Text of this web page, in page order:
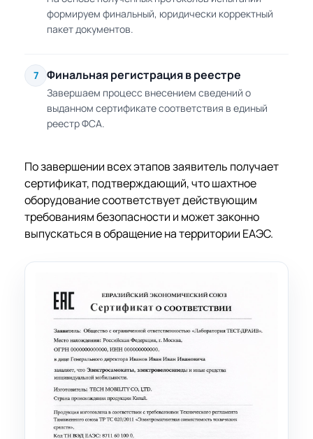
формируем финальный, юридически корректный
пакет документов.
7 Финальная регистрация в реестре
Завершаем процесс внесением сведений о
выданном сертификате соответствия в единый
реестр ФСА.
По завершении всех этапов заявитель получает
сертификат, подтверждающий, что шахтное
оборудование соответствует действующим
требованиям безопасности и может законно
выпускаться в обращение на территории ЕАЭС.